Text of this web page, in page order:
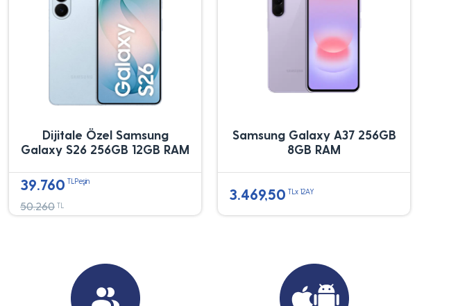
Dijitale Özel Samsung
Galaxy S26 256GB 12GB RAM
39.760 TLPeşin
50.260 TL
Samsung Galaxy A37 256GB
8GB RAM
3.469,50 TLx 12AY